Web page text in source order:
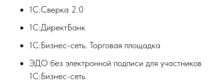
1С:Сверка 2.0
1С:ДиректБанк
1С:Бизнес-сеть. Торговая площадка
ЭДО без электронной подписи для участников
1С:Бизнес-сеть